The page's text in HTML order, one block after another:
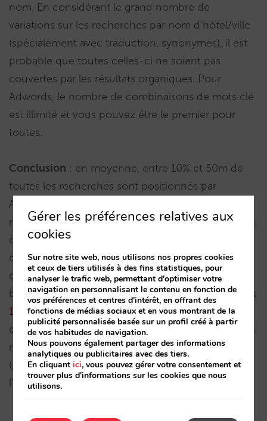
nom. En considérant le grand nombre de
variations sur les recherches par nom d’hôtel/ville
(spécialement avec traduction, synonymes), il est
probable que toutes celles-ci ne soient pas
couvertes par les résultats organiques. Pour
Adwords, le nombre de combinaisons de mots clé
est illimité et vous pouvez être le premier pour
toutes.
Conclusion : en moyenne, entre 10% et 50m de
toutes les recherches sont positionnés par
Adwords au plus haut. La cannibalisation existe
mais plus de réservations seront obtenus que sans
campagnes Adwords. Dans notre cas, ce fut 21%
des nouvelles réservations à travers des moteurs
de recherche mais cela pourrait également être
bien plus élevé (sont présentés les résultats de nos
10 hôtels qui furent un succèsincluant les
coûts/commissions de la campagne Adwords). Les
résultats dépendent surtout de facteurs externes
(prix, disponibilité, site Internet de l’hôtel) et de
l’optimisation continue d’Adwords.
Gérer les préférences relatives aux
cookies
Sur notre site web, nous utilisons nos propres cookies
et ceux de tiers utilisés à des fins statistiques, pour
analyser le trafic web, permettant d'optimiser votre
navigation en personnalisant le contenu en fonction de
vos préférences et centres d'intérêt, en offrant des
fonctions de médias sociaux et en vous montrant de la
publicité personnalisée basée sur un profil créé à partir
de vos habitudes de navigation.
Nous pouvons également partager des informations
analytiques ou publicitaires avec des tiers.
En cliquantici, vous pouvez gérer votre consentement et
trouver plus d'informations sur les cookies que nous
utilisons.